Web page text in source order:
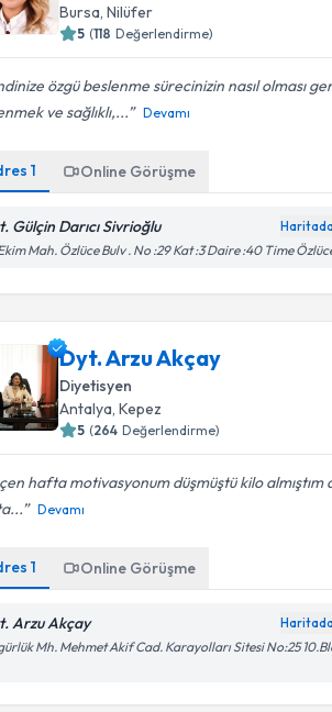
Bursa ,Nilüfer
5 (118 Değerlendirme)
özgü beslenme sürecinizin nasıl olması
ve sağlıklı,...
Devamı
1 Online Görüşme
Gülçin Darıcı Sivrioğlu
Mah. Özlüce Bulv . No :29 Kat :3 Daire :40 Time
Dyt. Arzu Akçay
Diyetisyen
Antalya,Kepez
5 (264 Değerlendirme)
hafta motivasyonum düşmüştü kilo almıştım
Devamı
1 Online Görüşme
Arzu Akçay
Mh. Mehmet Akif Cad. Karayolları Sitesi No:25